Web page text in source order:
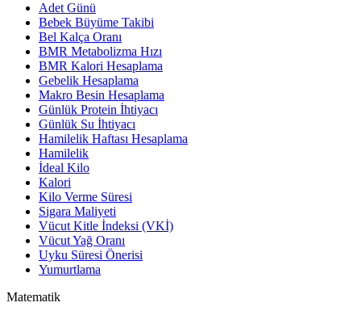
Adet Günü
Bebek Büyüme Takibi
Bel Kalça Oranı
BMR Metabolizma Hızı
BMR Kalori Hesaplama
Gebelik Hesaplama
Makro Besin Hesaplama
Günlük Protein İhtiyacı
Günlük Su İhtiyacı
Hamilelik Haftası Hesaplama
Hamilelik
İdeal Kilo
Kalori
Kilo Verme Süresi
Sigara Maliyeti
Vücut Kitle İndeksi (VKİ)
Vücut Yağ Oranı
Uyku Süresi Önerisi
Yumurtlama
Matematik